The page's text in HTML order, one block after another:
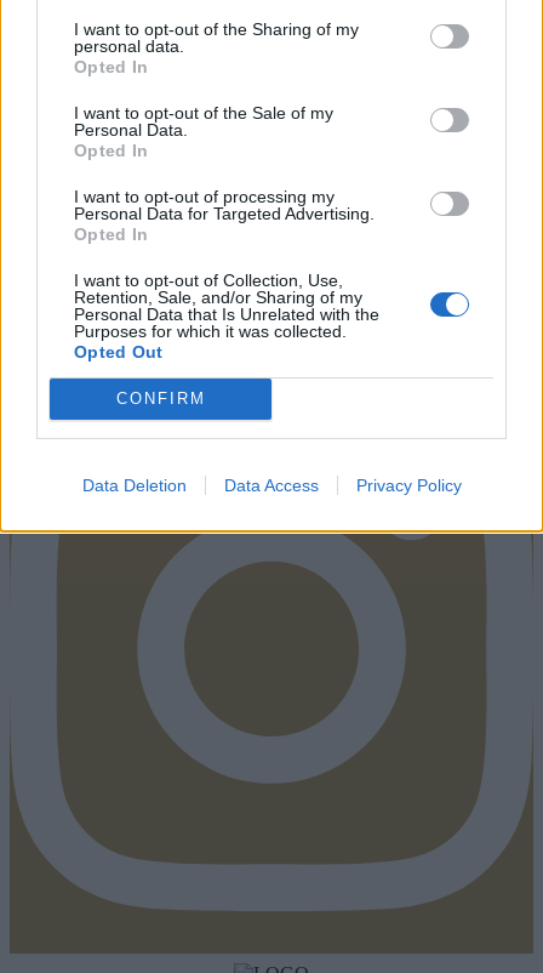
I want to opt-out of the Sharing of my
personal data.
Opted In
I want to opt-out of the Sale of my
Personal Data.
Opted In
I want to opt-out of processing my
Personal Data for Targeted Advertising.
Opted In
I want to opt-out of Collection, Use,
Retention, Sale, and/or Sharing of my
Personal Data that Is Unrelated with the
Purposes for which it was collected.
Opted Out
CONFIRM
Data Deletion Data Access Privacy Policy
Instagram